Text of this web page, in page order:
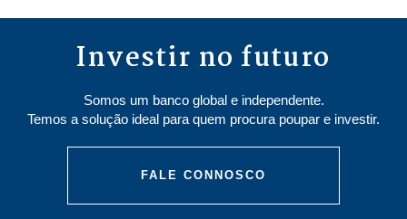
Investir no futuro
Somos um banco global e independente.
Temos a solução ideal para quem procura poupar e investir.
FALE CONNOSCO